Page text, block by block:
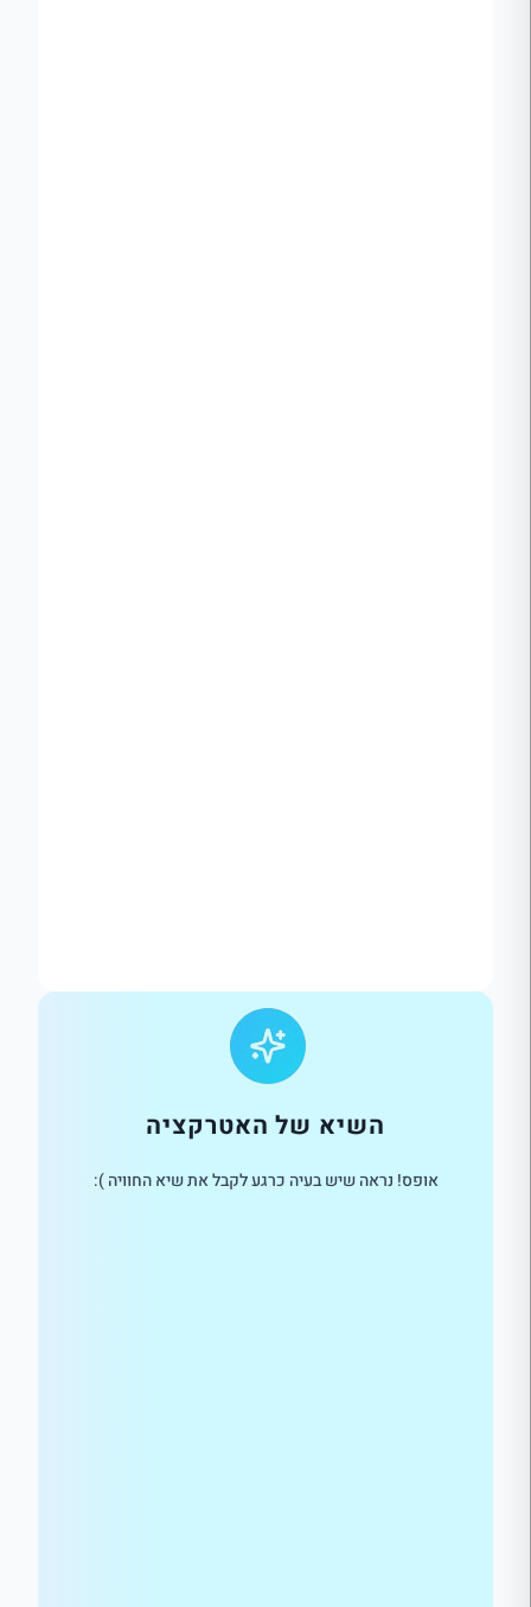
השיא של האטרקציה
אופס! נראה שיש בעיה כרגע לקבל את שיא החוויה ):